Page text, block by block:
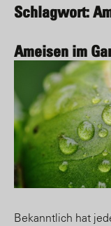
Schlagwort:
Ameisen im
Bekanntlich hat